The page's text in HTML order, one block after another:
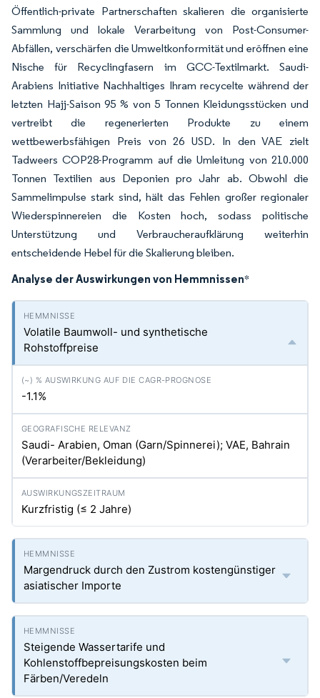
Öffentlich-private Partnerschaften skalieren die organisierte
Sammlung und lokale Verarbeitung von Post-Consumer-
Abfällen, verschärfen die Umweltkonformität und eröffnen eine
Nische für Recyclingfasern im GCC-Textilmarkt. Saudi-
Arabiens Initiative Nachhaltiges Ihram recycelte während der
letzten Hajj-Saison 95 % von 5 Tonnen Kleidungsstücken und
vertreibt die regenerierten Produkte zu einem
wettbewerbsfähigen Preis von 26 USD. In den VAE zielt
Tadweers COP28-Programm auf die Umleitung von 210.000
Tonnen Textilien aus Deponien pro Jahr ab. Obwohl die
Sammelimpulse stark sind, hält das Fehlen großer regionaler
Wiederspinnereien die Kosten hoch, sodass politische
Unterstützung und Verbraucheraufklärung weiterhin
entscheidende Hebel für die Skalierung bleiben.
Analyse der Auswirkungen von Hemmnissen*
Volatile Baumwoll- und synthetische
Rohstoffpreise
-1.1%
Saudi- Arabien, Oman (Garn/Spinnerei); VAE, Bahrain
(Verarbeiter/Bekleidung)
Kurzfristig (≤ 2 Jahre)
Margendruck durch den Zustrom kostengünstiger
asiatischer Importe
Steigende Wassertarife und
Kohlenstoffbepreisungskosten beim
Färben/Veredeln